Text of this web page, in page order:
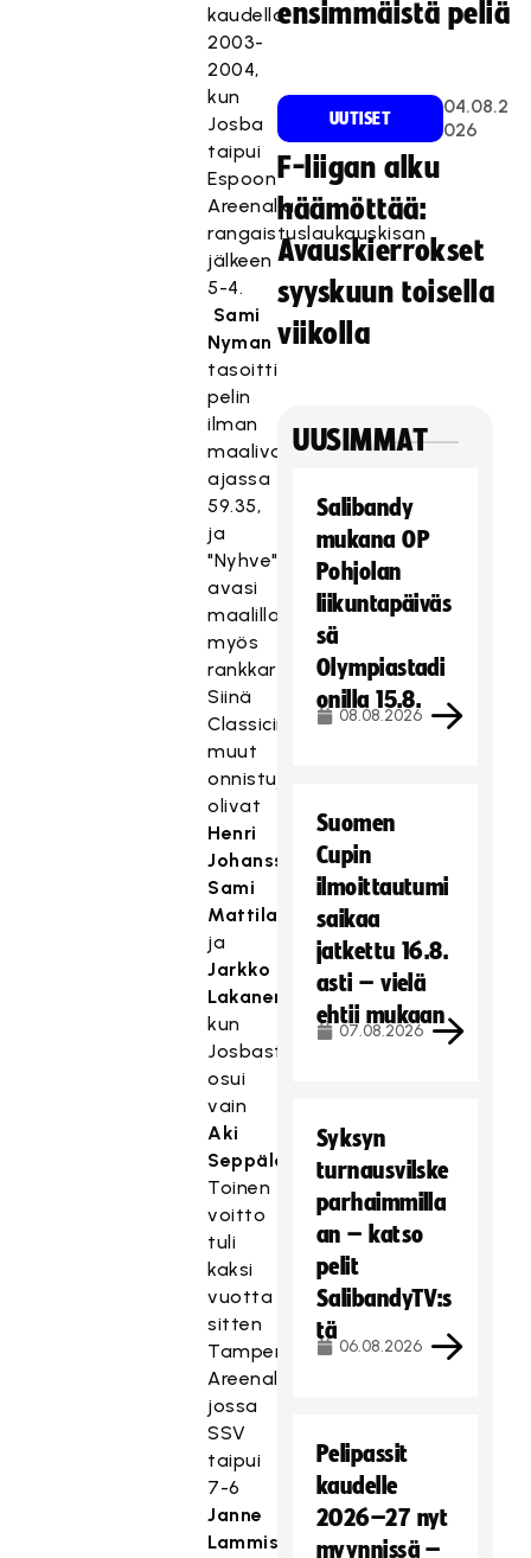
kaudella
2003-
2004,
kun
Josba
taipui
Espoon
Areenalla
rangaistuslaukauskisan
jälkeen
5-4.
Sami
Nyman
tasoitti
pelin
ilman
maalivahtia
ajassa
59.35,
ja
"Nyhve"
avasi
maalillaan
myös
rankkarikisan.
Siinä
Classicin
muut
onnistujat
olivat
Henri
Johansson
Sami
Mattila
ja
Jarkko
Lakanen
kun
Josbasta
osui
vain
Aki
Seppälä
Toinen
voitto
tuli
kaksi
vuotta
sitten
Tampere
Areenalla,
jossa
SSV
taipui
7-6
Janne
Lammisen
ensimmäistä peliä
UUTISET
04.08.2
026
F-liigan alku
häämöttää:
Avauskierrokset
syyskuun toisella
viikolla
UUSIMMAT
Salibandy
mukana OP
Pohjolan
liikuntapäiväs
sä
Olympiastadi
onilla 15.8.
08.08.2026
Suomen
Cupin
ilmoittautumi
saikaa
jatkettu 16.8.
asti – vielä
ehtii mukaan
07.08.2026
Syksyn
turnausvilske
parhaimmilla
an – katso
pelit
SalibandyTV:s
tä
06.08.2026
Pelipassit
kaudelle
2026–27 nyt
myynnissä –